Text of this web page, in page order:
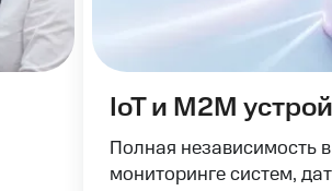
IoT и M2M
Полная независимость в
мониторинге систем,